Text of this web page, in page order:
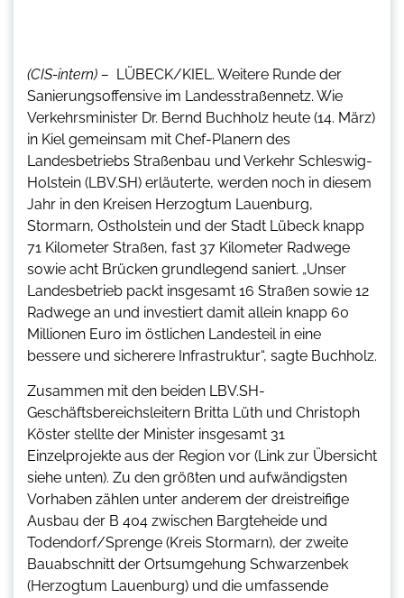
(CIS-intern) – LÜBECK/KIEL. Weitere Runde der
Sanierungsoffensive im Landesstraßennetz. Wie
Verkehrsminister Dr. Bernd Buchholz heute (14. März)
in Kiel gemeinsam mit Chef-Planern des
Landesbetriebs Straßenbau und Verkehr Schleswig-
Holstein (LBV.SH) erläuterte, werden noch in diesem
Jahr in den Kreisen Herzogtum Lauenburg,
Stormarn, Ostholstein und der Stadt Lübeck knapp
71 Kilometer Straßen, fast 37 Kilometer Radwege
sowie acht Brücken grundlegend saniert. „Unser
Landesbetrieb packt insgesamt 16 Straßen sowie 12
Radwege an und investiert damit allein knapp 60
Millionen Euro im östlichen Landesteil in eine
bessere und sicherere Infrastruktur“, sagte Buchholz.
Zusammen mit den beiden LBV.SH-
Geschäftsbereichsleitern Britta Lüth und Christoph
Köster stellte der Minister insgesamt 31
Einzelprojekte aus der Region vor (Link zur Übersicht
siehe unten). Zu den größten und aufwändigsten
Vorhaben zählen unter anderem der dreistreifige
Ausbau der B 404 zwischen Bargteheide und
Todendorf/Sprenge (Kreis Stormarn), der zweite
Bauabschnitt der Ortsumgehung Schwarzenbek
(Herzogtum Lauenburg) und die umfassende